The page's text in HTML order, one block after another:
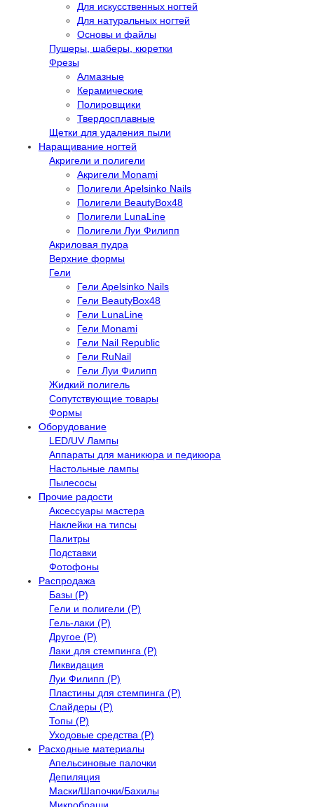
Для искусственных ногтей
Для натуральных ногтей
Основы и файлы
Пушеры, шаберы, кюретки
Фрезы
Алмазные
Керамические
Полировщики
Твердосплавные
Щетки для удаления пыли
Наращивание ногтей
Акригели и полигели
Акригели Monami
Полигели Apelsinko Nails
Полигели BeautyBox48
Полигели LunaLine
Полигели Луи Филипп
Акриловая пудра
Верхние формы
Гели
Гели Apelsinko Nails
Гели BeautyBox48
Гели LunaLine
Гели Monami
Гели Nail Republic
Гели RuNail
Гели Луи Филипп
Жидкий полигель
Сопутствующие товары
Формы
Оборудование
LED/UV Лампы
Аппараты для маникюра и педикюра
Настольные лампы
Пылесосы
Прочие радости
Аксессуары мастера
Наклейки на типсы
Палитры
Подставки
Фотофоны
Распродажа
Базы (Р)
Гели и полигели (Р)
Гель-лаки (Р)
Другое (Р)
Лаки для стемпинга (Р)
Ликвидация
Луи Филипп (Р)
Пластины для стемпинга (Р)
Слайдеры (Р)
Топы (Р)
Уходовые средства (Р)
Расходные материалы
Апельсиновые палочки
Депиляция
Маски/Шапочки/Бахилы